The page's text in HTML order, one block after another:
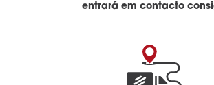
entrará em contacto